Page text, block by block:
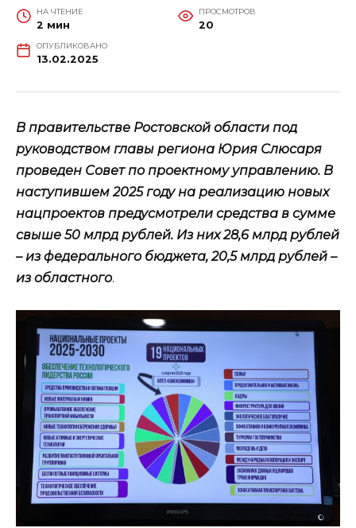
НА ЧТЕНИЕ
2 мин
ПРОСМОТРОВ
20
ОПУБЛИКОВАНО
13.02.2025
В правительстве Ростовской области под
руководством главы региона Юрия Слюсаря
проведен Совет по проектному управлению. В
наступившем 2025 году на реализацию новых
нацпроектов предусмотрели средства в сумме
свыше 50 млрд рублей. Из них 28,6 млрд рублей
– из федерального бюджета, 20,5 млрд рублей –
из областного.